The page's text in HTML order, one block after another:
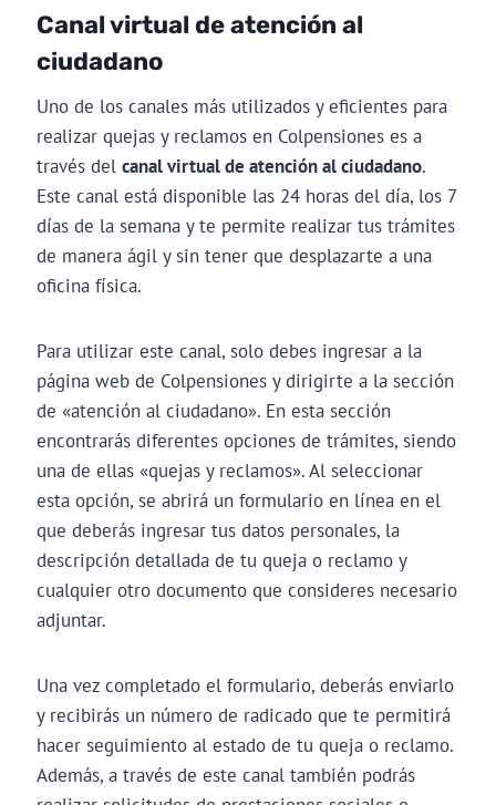
Canal virtual de atención al
ciudadano
Uno de los canales más utilizados y eficientes para
realizar quejas y reclamos en Colpensiones es a
través del canal virtual de atención al ciudadano.
Este canal está disponible las 24 horas del día, los 7
días de la semana y te permite realizar tus trámites
de manera ágil y sin tener que desplazarte a una
oficina física.
Para utilizar este canal, solo debes ingresar a la
página web de Colpensiones y dirigirte a la sección
de «atención al ciudadano». En esta sección
encontrarás diferentes opciones de trámites, siendo
una de ellas «quejas y reclamos». Al seleccionar
esta opción, se abrirá un formulario en línea en el
que deberás ingresar tus datos personales, la
descripción detallada de tu queja o reclamo y
cualquier otro documento que consideres necesario
adjuntar.
Una vez completado el formulario, deberás enviarlo
y recibirás un número de radicado que te permitirá
hacer seguimiento al estado de tu queja o reclamo.
Además, a través de este canal también podrás